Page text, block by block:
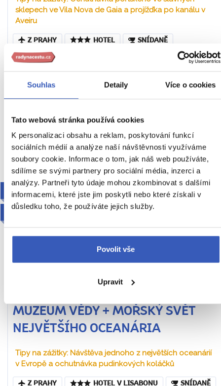
Souhlas Detaily Více o cookies
Tato webová stránka používá cookies
K personalizaci obsahu a reklam, poskytování funkcí
sociálních médií a analýze naší návštěvnosti využíváme
soubory cookie. Informace o tom, jak náš web používáte,
sdílíme se svými partnery pro sociální média, inzerci a
analýzy. Partneři tyto údaje mohou zkombinovat s dalšími
informacemi, které jste jim poskytli nebo které získali v
důsledku toho, že používáte jejich služby.
Povolit vše
Upravit
sklepech ve Vila Nova de Gaia a projížďka po kanálu v
Aveiru
Z PRAHY HOTEL SNÍDANĚ
Portugalsko
18. – 22. 8. 2027 (5 dní / 4 noci)
Cena za 1 osobu
Ukaž
PRO RODINY S DĚTMI
2027
MUZEUM VĚDY + MOŘSKÝ SVĚT
NEJVĚTŠÍHO OCEANÁRIA
Tipy na zážitky: Návštěva jednoho z největších oceanárií
v Evropě a ochutnávka pudinkových koláčků
Z PRAHY HOTEL V LISABONU SNÍDANĚ